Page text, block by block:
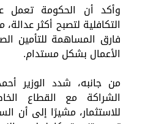
وأكد أن الحكومة تعمل
التكافلية لتصبح أكثر
فارق المساهمة للتأمين
الأعمال بشكل مستدام.
من جانبه، شدد الوزير
الشراكة مع القطاع
للاستثمار، مشيرًا إلى أن